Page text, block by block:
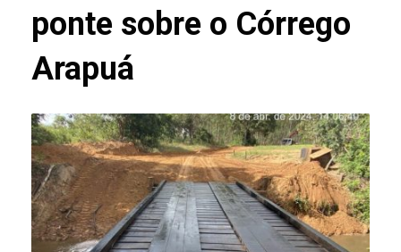
ponte sobre o Córrego
Arapuá